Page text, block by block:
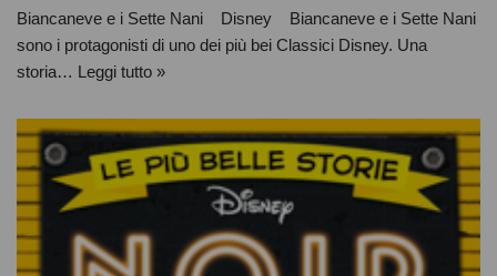
Biancaneve e i Sette Nani Disney Biancaneve e i Sette Nani
sono i protagonisti di uno dei più bei Classici Disney. Una
storia… Leggi tutto »